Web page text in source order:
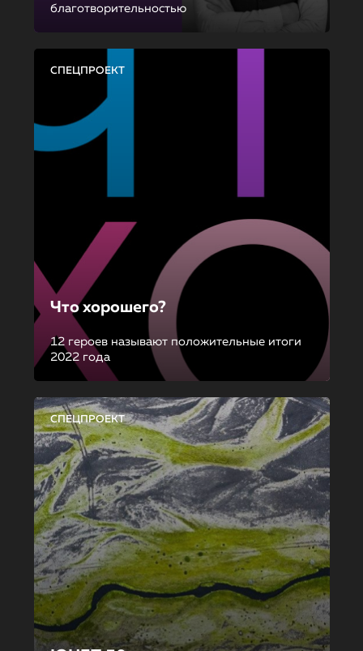
благотворительностью
СПЕЦПРОЕКТ
Что хорошего?
12 героев называют положительные итоги
2022 года
СПЕЦПРОЕКТ